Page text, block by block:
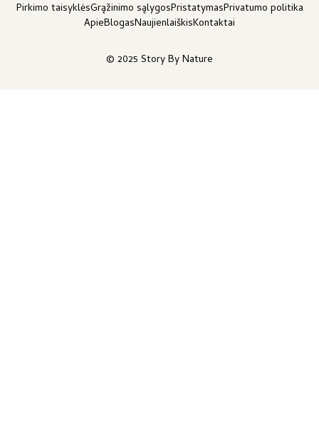
© 2025 Story By Nature
Pirkimo taisyklėsGrąžinimo sąlygosPristatymasPrivatumo politika
ApieBlogasNaujienlaiškisKontaktai